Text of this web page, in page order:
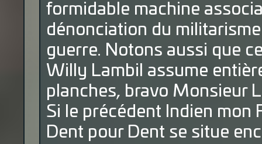
formidable machine
dénonciation du
guerre. Notons aussi que
Willy Lambil assume
planches, bravo Monsieur
Si le précédent Indien mon
Dent pour Dent se situe